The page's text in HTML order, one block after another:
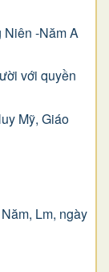
Niên -Năm A
với quyền
Mỹ, Giáo
Lm, ngày